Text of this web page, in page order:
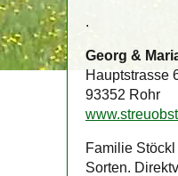
.
Georg &
Hauptstrasse
93352 Rohr
Familie
Sorten.